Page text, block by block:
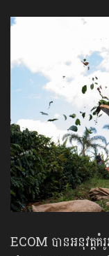
ECOM បានអនុវត្តគំ